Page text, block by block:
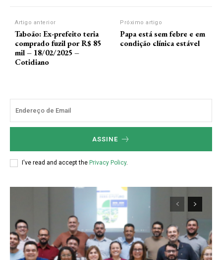
Artigo anterior
Taboão: Ex-prefeito teria
comprado fuzil por R$ 85
mil – 18/02/2025 –
Cotidiano
Próximo artigo
Papa está sem febre e em
condição clínica estável
ASSINE
I've read and accept the Privacy Policy.